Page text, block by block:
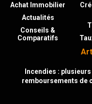
Achat Immobilier
Actualités
Conseils &
Comparatifs
Incendies :
remboursements de